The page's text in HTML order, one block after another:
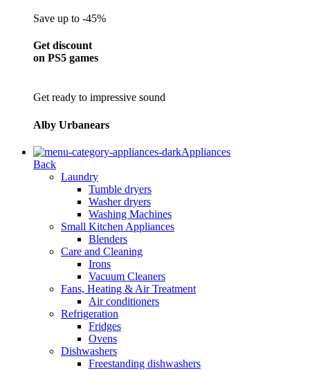
Save up to -45%
Get discount
on PS5 games
Get ready to impressive sound
Alby Urbanears
Appliances
Back
Laundry
Tumble dryers
Washer dryers
Washing Machines
Small Kitchen Appliances
Blenders
Care and Cleaning
Irons
Vacuum Cleaners
Fans, Heating & Air Treatment
Air conditioners
Refrigeration
Fridges
Ovens
Dishwashers
Freestanding dishwashers